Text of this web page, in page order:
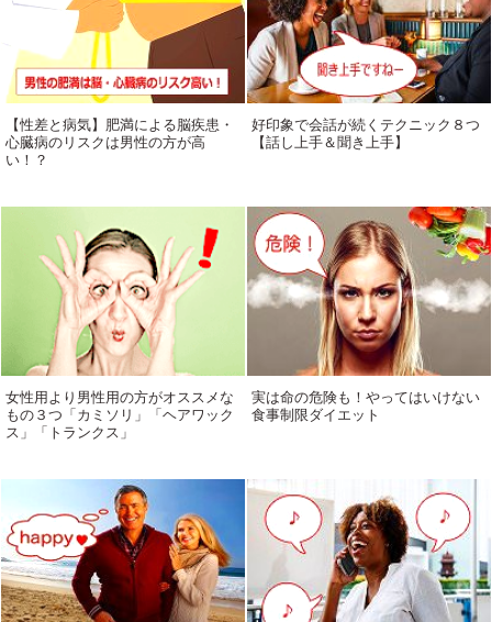
【性差と病気】肥満による脳疾患・
心臓病のリスクは男性の方が高
い！？
好印象で会話が続くテクニック８つ
【話し上手＆聞き上手】
女性用より男性用の方がオススメな
もの３つ「カミソリ」「ヘアワック
ス」「トランクス」
実は命の危険も！やってはいけない
食事制限ダイエット